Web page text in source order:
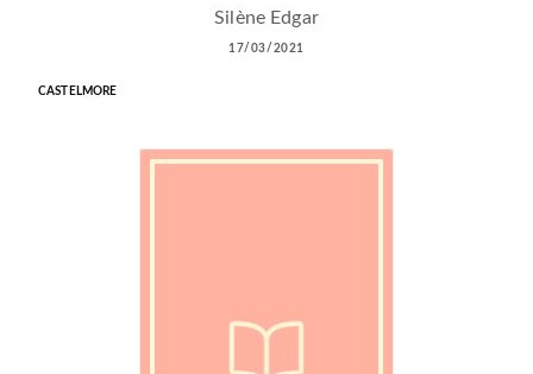
Silène Edgar
17/03/2021
CASTELMORE